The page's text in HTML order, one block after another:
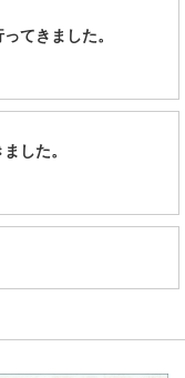
てきました。
した。